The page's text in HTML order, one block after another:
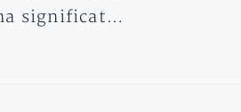
significat…